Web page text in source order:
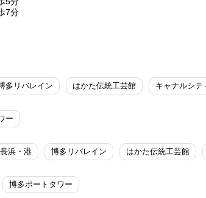
7分
多リバレイン はかた伝統工芸館 キャナルシテ
ー
長浜・港 博多リバレイン はかた伝統工芸館
博多ポートタワー